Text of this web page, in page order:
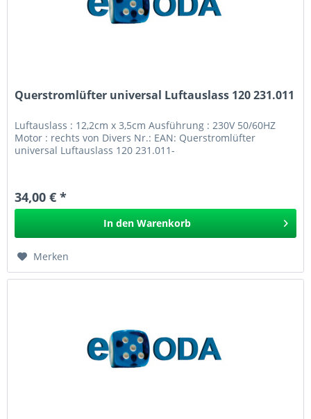
Querstromlüfter universal Luftauslass 120 231.011
Luftauslass : 12,2cm x 3,5cm Ausführung : 230V 50/60HZ
Motor : rechts von Divers Nr.: EAN: Querstromlüfter
universal Luftauslass 120 231.011-
34,00 € *
In den Warenkorb
Merken